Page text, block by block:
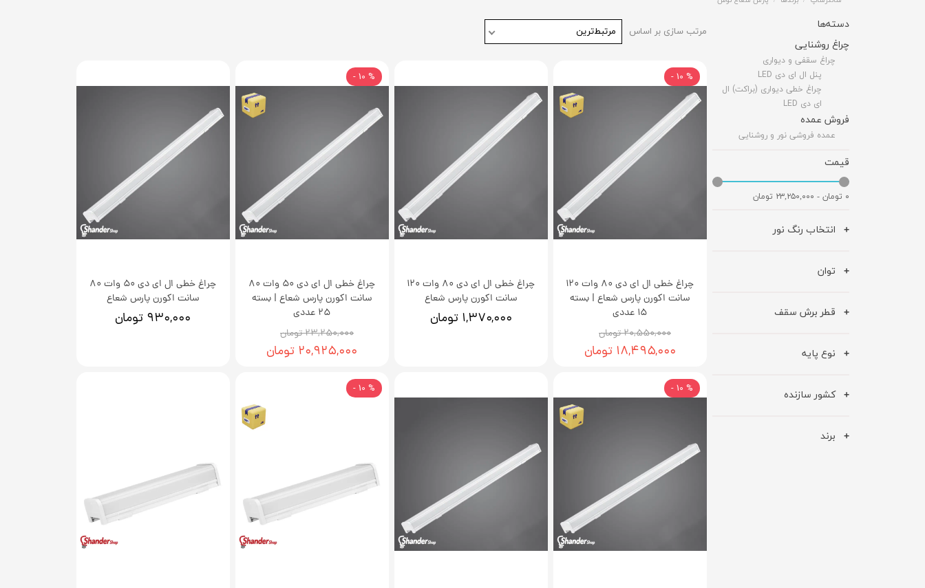
دسته‌ها
چراغ روشنایی
چراغ سقفی و دیواری
پنل ال ای دی LED
چراغ خطی دیواری (براکت) ال
ای دی LED
فروش عمده
عمده فروشی نور و روشنایی
قیمت
۰ تومان - ۲۳,۲۵۰,۰۰۰ تومان
انتخاب رنگ نور
توان
قطر برش سقف
نوع پایه
کشور سازنده
برند
مرتب سازی بر اساس مرتبط‌ترین
چراغ خطی ال ای دی 80 وات 120
سانت اکورن پارس شعاع | بسته
15 عددی
۲۰,۵۵۰,۰۰۰ تومان
۱۸,۴۹۵,۰۰۰ تومان
% 10 -
چراغ خطی ال ای دی 80 وات 120
سانت اکورن پارس شعاع
۱,۳۷۰,۰۰۰ تومان
چراغ خطی ال ای دی 50 وات 80
سانت اکورن پارس شعاع | بسته
25 عددی
۲۳,۲۵۰,۰۰۰ تومان
۲۰,۹۲۵,۰۰۰ تومان
% 10 -
چراغ خطی ال ای دی 50 وات 80
سانت اکورن پارس شعاع
۹۳۰,۰۰۰ تومان
% 10 -
% 10 -